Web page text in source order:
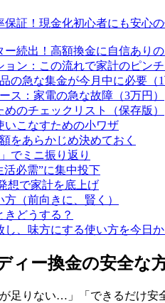
保証！現金化初心者にも安心
ー続出！高額換金に自信あり
ョン：この流れで家計のピン
の急な集金が今月中に必要（1
ス：家電の急な故障（3万円）
めのチェックリスト（保存版）
いこなすための小ワザ
をあらかじめ決めておく
でミニ振り返り
活必需”に集中投下
想で家計を底上げ
（前向きに、賢く）
きどうする？
し、味方にする使い方を今日
ィー換金の安全な
が足りない…」「できるだけ